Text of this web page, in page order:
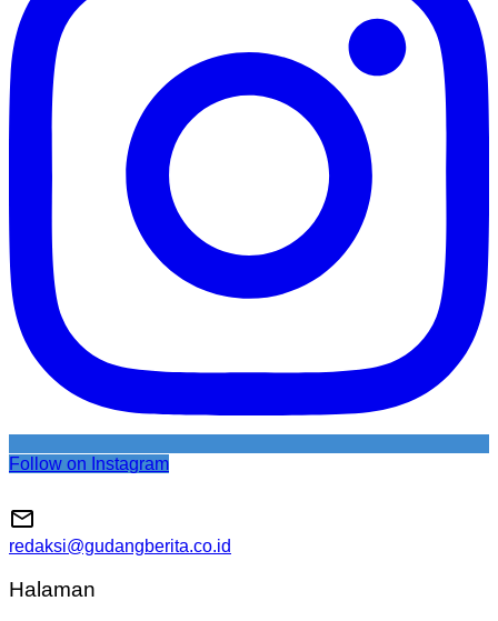
Follow on Instagram
redaksi@gudangberita.co.id
Halaman